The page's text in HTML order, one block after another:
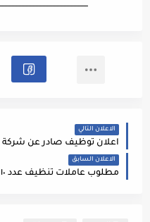
الاعلان التالي
اعلان توظيف صادر عن
الاعلان السابق
مطلوب عاملات تنظيف عدد ١٠ للعمل في منازل عائلات في عمان